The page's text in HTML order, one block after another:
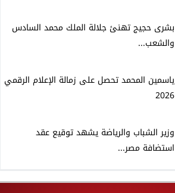
بشرى حجيج تهنئ جلالة الملك محمد السادس
والشعب...
ياسمين المحمد تحصل على زمالة الإعلام الرقمي
2026
وزير الشباب والرياضة يشهد توقيع عقد
استضافة مصر...